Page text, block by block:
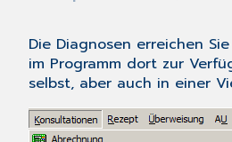
Die Diagnosen erreichen
im Programm dort zur
selbst, aber auch in einer